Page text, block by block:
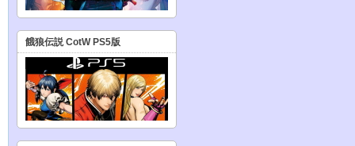
餓狼伝説 CotW PS5版